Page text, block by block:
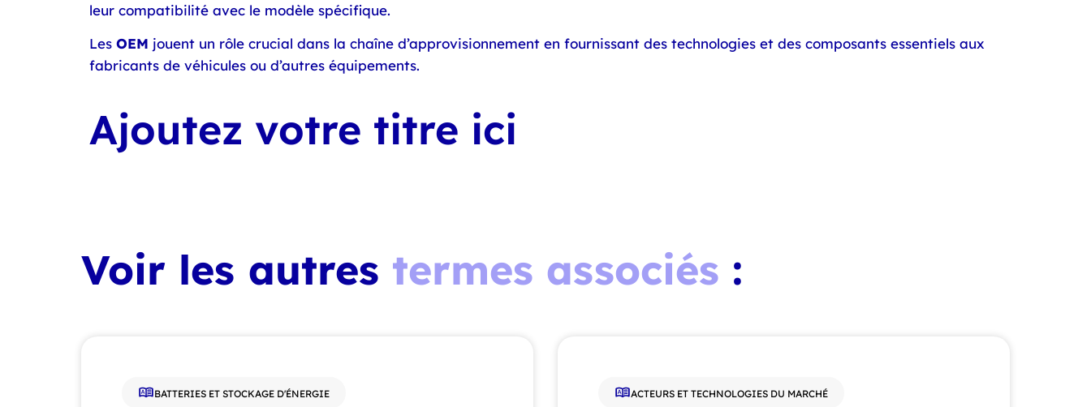
leur compatibilité avec le modèle spécifique.
Les OEM jouent un rôle crucial dans la chaîne d’approvisionnement en fournissant des technologies et des composants essentiels aux
fabricants de véhicules ou d’autres équipements.
Ajoutez votre titre ici
Voir les autres termes associés :
BATTERIES ET STOCKAGE D'ÉNERGIE ACTEURS ET TECHNOLOGIES DU MARCHÉ